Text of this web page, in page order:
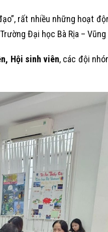
rất nhiều những hoạt
Đại học Bà Rịa – Vũng
Hội sinh viên, các đội